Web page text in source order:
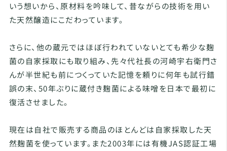
いう想いから、原材料を吟味して、昔ながらの技術を用い
た天然醸造にこだわっています。
さらに、他の蔵元ではほぼ行われていないとても希少な麹
菌の自家採取にも取り組み、先々代社長の河崎宇右衛門さ
んが半世紀も前につくっていた記憶を頼りに何年も試行錯
誤の末、50年ぶりに蔵付き麹菌による味噌を日本で最初に
復活させました。
現在は自社で販売する商品のほとんどは自家採取した天
然麹菌を使っています。また2003年には有機JAS認証工場